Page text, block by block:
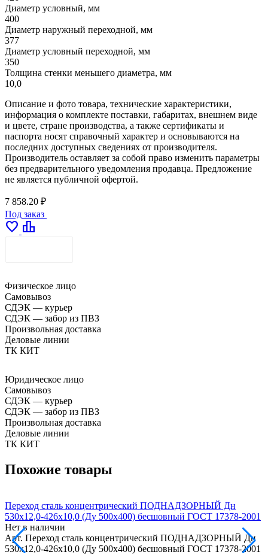
Диаметр условный, мм
400
Диаметр наружный переходной, мм
377
Диаметр условный переходной, мм
350
Толщина стенки меньшего диаметра, мм
10,0
Описание и фото товара, технические характеристики,
информация о комплекте поставки, габаритах, внешнем виде
и цвете, стране производства, а также сертификаты и
паспорта носят справочный характер и основываются на
последних доступных сведениях от производителя.
Производитель оставляет за собой право изменить параметры
без предварительного уведомления продавца. Предложение
не является публичной офертой.
7 858.20 ₽
Под заказ
favorite leaderboard
Физическое лицо
Самовывоз
СДЭК — курьер
СДЭК — забор из ПВЗ
Произвольная доставка
Деловые линии
ТК КИТ
Юридическое лицо
Самовывоз
СДЭК — курьер
СДЭК — забор из ПВЗ
Произвольная доставка
Деловые линии
ТК КИТ
Похожие товары
Переход сталь концентрический ПОДНАДЗОРНЫЙ Дн
530х12,0-426х10,0 (Ду 500х400) бесшовный ГОСТ 17378-2001
Нет в наличии
Арт. Переход сталь концентрический ПОДНАДЗОРНЫЙ Дн
530х12,0-426х10,0 (Ду 500х400) бесшовный ГОСТ 17378-2001